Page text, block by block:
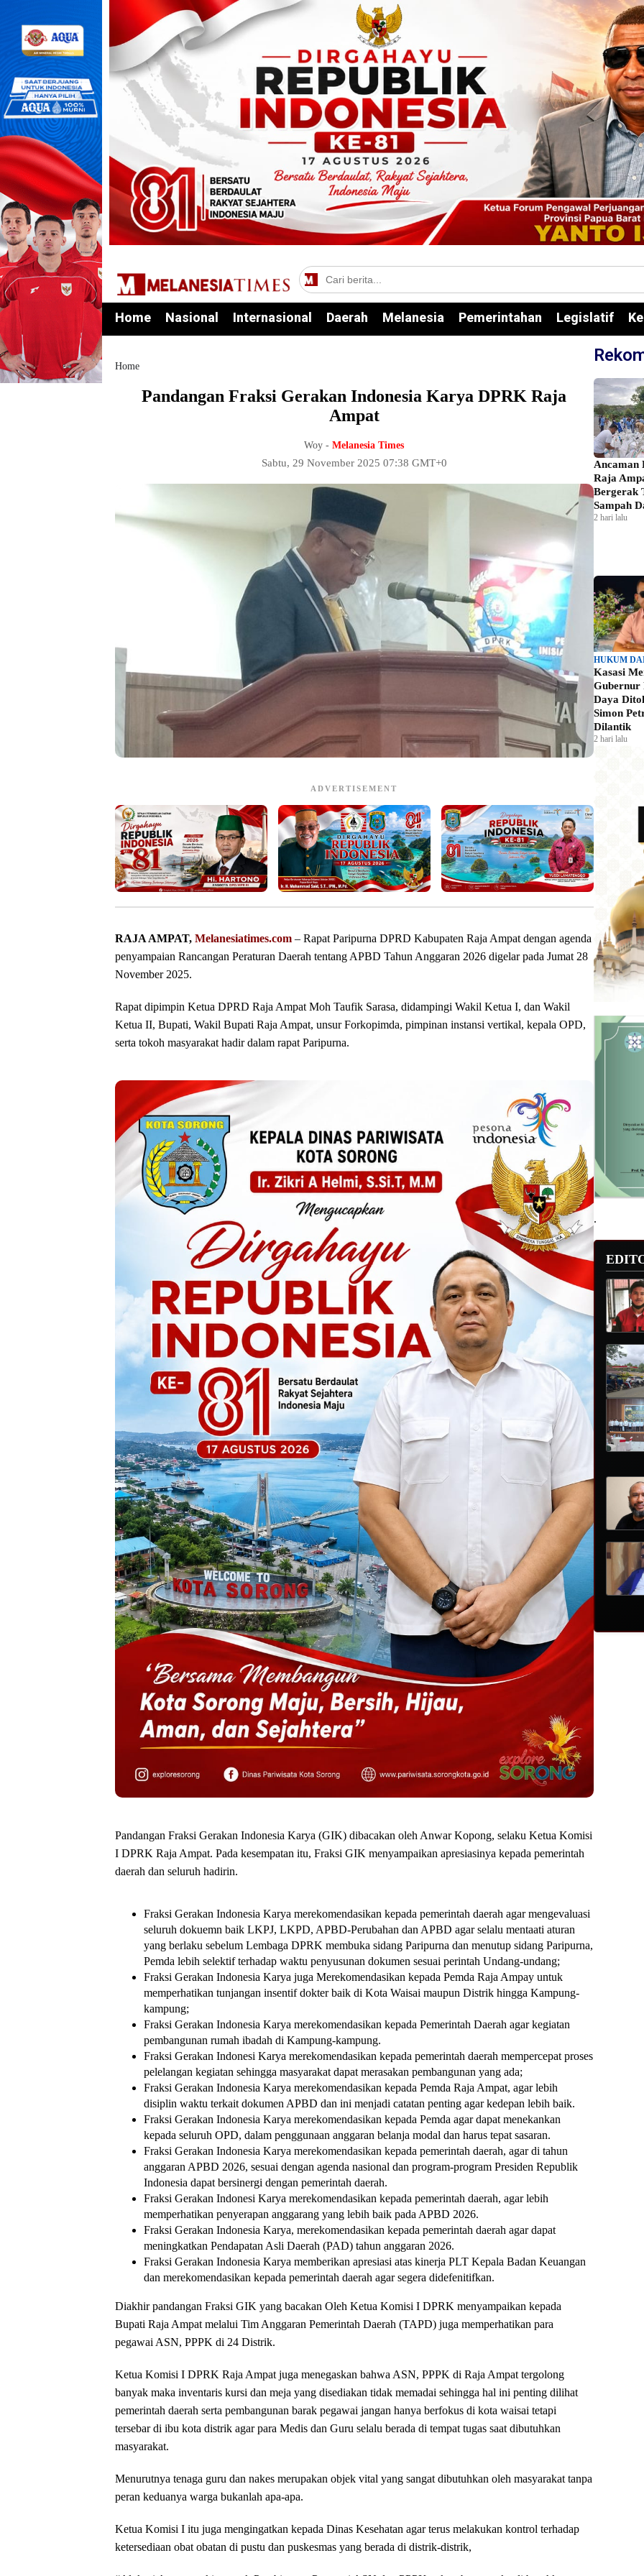
Home Nasional Internasional Daerah Melanesia Pemerintahan Legislatif
Home
Pandangan Fraksi Gerakan Indonesia Karya DPRK Raja
Ampat
Woy -Melanesia Times
Sabtu, 29 November 2025 07:38 GMT+0
ADVERTISEMENT
RAJA AMPAT, Melanesiatimes.com – Rapat Paripurna DPRD Kabupaten Raja Ampat dengan agenda
penyampaian Rancangan Peraturan Daerah tentang APBD Tahun Anggaran 2026 digelar pada Jumat 28
November 2025.
Rapat dipimpin Ketua DPRD Raja Ampat Moh Taufik Sarasa, didampingi Wakil Ketua I, dan Wakil
Ketua II, Bupati, Wakil Bupati Raja Ampat, unsur Forkopimda, pimpinan instansi vertikal, kepala OPD,
serta tokoh masyarakat hadir dalam rapat Paripurna.
Pandangan Fraksi Gerakan Indonesia Karya (GIK) dibacakan oleh Anwar Kopong, selaku Ketua Komisi
I DPRK Raja Ampat. Pada kesempatan itu, Fraksi GIK menyampaikan apresiasinya kepada pemerintah
daerah dan seluruh hadirin.
Fraksi Gerakan Indonesia Karya merekomendasikan kepada pemerintah daerah agar mengevaluasi
seluruh dokuemn baik LKPJ, LKPD, APBD-Perubahan dan APBD agar selalu mentaati aturan
yang berlaku sebelum Lembaga DPRK membuka sidang Paripurna dan menutup sidang Paripurna,
Pemda lebih selektif terhadap waktu penyusunan dokumen sesuai perintah Undang-undang;
Fraksi Gerakan Indonesia Karya juga Merekomendasikan kepada Pemda Raja Ampay untuk
memperhatikan tunjangan insentif dokter baik di Kota Waisai maupun Distrik hingga Kampung-
kampung;
Fraksi Gerakan Indonesia Karya merekomendasikan kepada Pemerintah Daerah agar kegiatan
pembangunan rumah ibadah di Kampung-kampung.
Fraksi Gerakan Indonesi Karya merekomendasikan kepada pemerintah daerah mempercepat proses
pelelangan kegiatan sehingga masyarakat dapat merasakan pembangunan yang ada;
Fraksi Gerakan Indonesia Karya merekomendasikan kepada Pemda Raja Ampat, agar lebih
disiplin waktu terkait dokumen APBD dan ini menjadi catatan penting agar kedepan lebih baik.
Fraksi Gerakan Indonesia Karya merekomendasikan kepada Pemda agar dapat menekankan
kepada seluruh OPD, dalam penggunaan anggaran belanja modal dan harus tepat sasaran.
Fraksi Gerakan Indonesia Karya merekomendasikan kepada pemerintah daerah, agar di tahun
anggaran APBD 2026, sesuai dengan agenda nasional dan program-program Presiden Republik
Indonesia dapat bersinergi dengan pemerintah daerah.
Fraksi Gerakan Indonesi Karya merekomendasikan kepada pemerintah daerah, agar lebih
memperhatikan penyerapan anggarang yang lebih baik pada APBD 2026.
Fraksi Gerakan Indonesia Karya, merekomendasikan kepada pemerintah daerah agar dapat
meningkatkan Pendapatan Asli Daerah (PAD) tahun anggaran 2026.
Fraksi Gerakan Indonesia Karya memberikan apresiasi atas kinerja PLT Kepala Badan Keuangan
dan merekomendasikan kepada pemerintah daerah agar segera didefenitifkan.
Diakhir pandangan Fraksi GIK yang bacakan Oleh Ketua Komisi I DPRK menyampaikan kepada
Bupati Raja Ampat melalui Tim Anggaran Pemerintah Daerah (TAPD) juga memperhatikan para
pegawai ASN, PPPK di 24 Distrik.
Ketua Komisi I DPRK Raja Ampat juga menegaskan bahwa ASN, PPPK di Raja Ampat tergolong
banyak maka inventaris kursi dan meja yang disediakan tidak memadai sehingga hal ini penting dilihat
pemerintah daerah serta pembangunan barak pegawai jangan hanya berfokus di kota waisai tetapi
tersebar di ibu kota distrik agar para Medis dan Guru selalu berada di tempat tugas saat dibutuhkan
masyarakat.
Menurutnya tenaga guru dan nakes merupakan objek vital yang sangat dibutuhkan oleh masyarakat tanpa
peran keduanya warga bukanlah apa-apa.
Ketua Komisi I itu juga mengingatkan kepada Dinas Kesehatan agar terus melakukan kontrol terhadap
ketersediaan obat obatan di pustu dan puskesmas yang berada di distrik-distrik,
Ancaman
Raja
Bergerak
Sampah
2 hari lalu
HUKUM
Kasasi
Gubernur
Daya
Simon
Dilantik
2 hari lalu
.